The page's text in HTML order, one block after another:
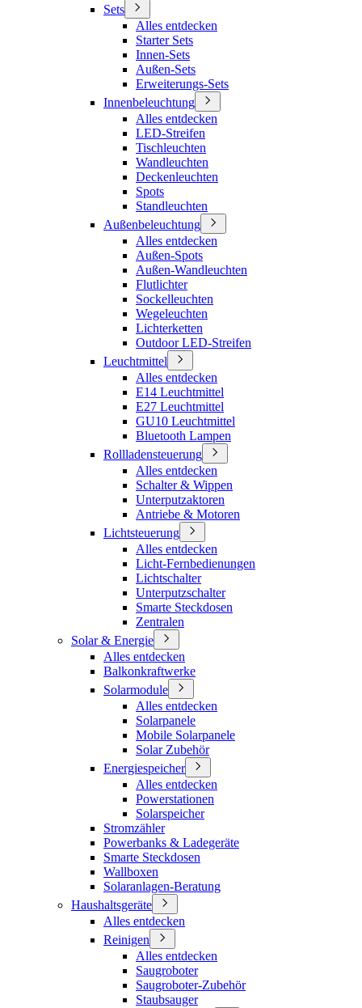
Sets
Alles entdecken
Starter Sets
Innen-Sets
Außen-Sets
Erweiterungs-Sets
Innenbeleuchtung
Alles entdecken
LED-Streifen
Tischleuchten
Wandleuchten
Deckenleuchten
Spots
Standleuchten
Außenbeleuchtung
Alles entdecken
Außen-Spots
Außen-Wandleuchten
Flutlichter
Sockelleuchten
Wegeleuchten
Lichterketten
Outdoor LED-Streifen
Leuchtmittel
Alles entdecken
E14 Leuchtmittel
E27 Leuchtmittel
GU10 Leuchtmittel
Bluetooth Lampen
Rollladensteuerung
Alles entdecken
Schalter & Wippen
Unterputzaktoren
Antriebe & Motoren
Lichtsteuerung
Alles entdecken
Licht-Fernbedienungen
Lichtschalter
Unterputzschalter
Smarte Steckdosen
Zentralen
Solar & Energie
Alles entdecken
Balkonkraftwerke
Solarmodule
Alles entdecken
Solarpanele
Mobile Solarpanele
Solar Zubehör
Energiespeicher
Alles entdecken
Powerstationen
Solarspeicher
Stromzähler
Powerbanks & Ladegeräte
Smarte Steckdosen
Wallboxen
Solaranlagen-Beratung
Haushaltsgeräte
Alles entdecken
Reinigen
Alles entdecken
Saugroboter
Saugroboter-Zubehör
Staubsauger